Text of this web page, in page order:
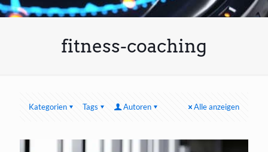
fitness-coaching
Kategorien Tags Autoren Alle anzeigen